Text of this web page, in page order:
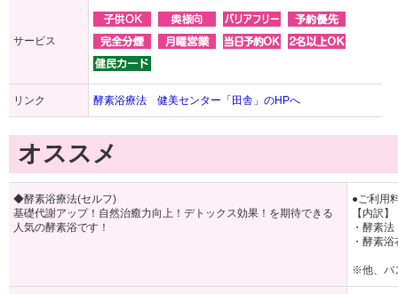
サービス
リンク 酵素浴療法 健美センター「田舎」のHPへ
オススメ
◆酵素浴療法(セルフ)
基礎代謝アップ！自然治癒力向上！デトックス効果！を期待できる
人気の酵素浴です！
●ご利用
【内訳】
・酵素
・酵素
※他、バ